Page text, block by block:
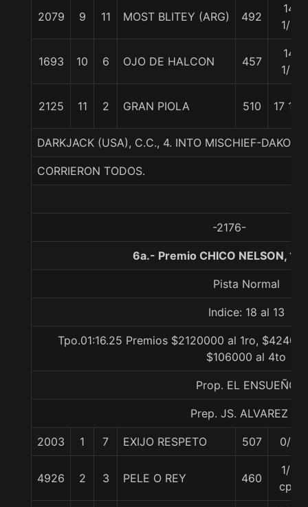
2079 9 11 MOST BLITEY (ARG) 492
14
1/2
1693 10 6 OJO DE HALCON 457
14
1/2
2125 11 2 GRAN PIOLA 510 17 1/2
DARKJACK (USA), C.C., 4. INTO MISCHIEF-
CORRIERON TODOS.
-2176-
6a.- Premio CHICO NELSON,
Pista Normal
Indice: 18 al 13
Tpo.01:16.25 Premios $2120000 al 1ro,
$106000 al 4to
Prop. EL ENSUEÑO
Prep. JS. ALVAREZ D.
2003 1 7 EXIJO RESPETO 507 0/0
4926 2 3 PELE O REY 460
1/2
cpo